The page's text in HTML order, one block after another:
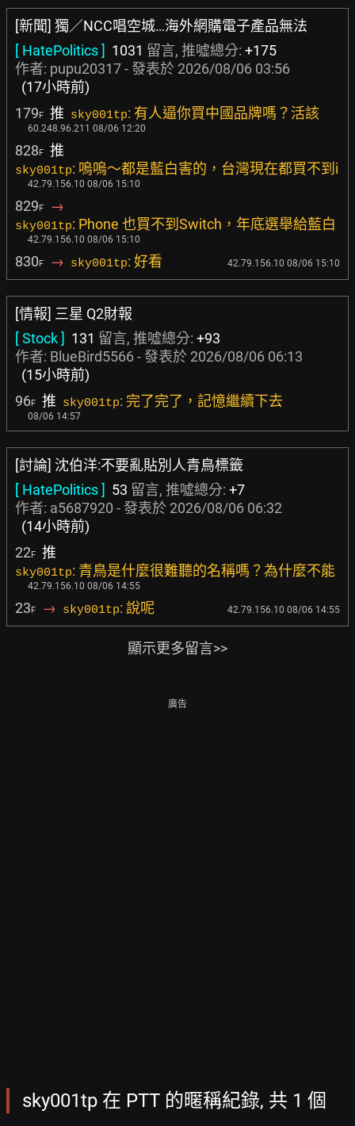
[新聞] 獨／NCC唱空城…海外網購電子產品無法
[ HatePolitics ] 1031 留言, 推噓總分: +175
作者: pupu20317- 發表於 2026/08/06 03:56
(17小時前)
179F 推 sky001tp: 有人逼你買中國品牌嗎？活該
60.248.96.211 08/06 12:20
828F 推
sky001tp: 嗚嗚～都是藍白害的，台灣現在都買不到i
42.79.156.10 08/06 15:10
829F →
sky001tp: Phone 也買不到Switch，年底選舉給藍白
42.79.156.10 08/06 15:10
830F → sky001tp: 好看 42.79.156.10 08/06 15:10
[情報] 三星 Q2財報
[ Stock ] 131 留言, 推噓總分: +93
作者: BlueBird5566- 發表於 2026/08/06 06:13
(15小時前)
96F 推 sky001tp: 完了完了，記憶繼續下去
08/06 14:57
[討論] 沈伯洋:不要亂貼別人青鳥標籤
[ HatePolitics ] 53 留言, 推噓總分: +7
作者: a5687920 - 發表於 2026/08/06 06:32
(14小時前)
22F 推
sky001tp: 青鳥是什麼很難聽的名稱嗎？為什麼不能
42.79.156.10 08/06 14:55
23F → sky001tp: 說呢 42.79.156.10 08/06 14:55
顯示更多留言>>
廣告
sky001tp 在 PTT 的暱稱紀錄, 共 1 個